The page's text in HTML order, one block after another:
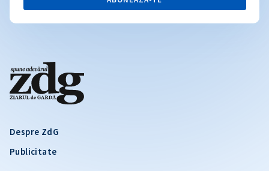
Despre ZdG
Publicitate